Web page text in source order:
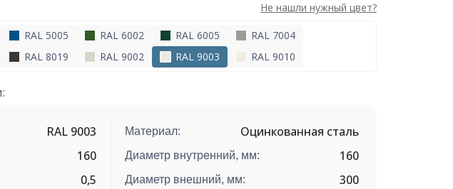
Не нашли нужный цвет?
RAL 5005 RAL 6002 RAL 6005
RAL 7004
RAL 8019 RAL 9002 RAL 9003 RAL 9010
RAL 9003
160
0,5
Материал: Оцинкованная сталь
Диаметр внутренний, мм: 160
Диаметр внешний, мм: 300